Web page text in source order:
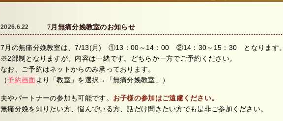
2026.6.22 7月無痛分娩教室のお知らせ
7月の無痛分娩教室は、7/13(月) ①13：00～14：00 ②14：30～15：30 となります。
※2部制となりますが、内容は一緒です。どちらか一方でご予約ください。
なお、ご予約はネットからのみ承っております。
（予約画面より「教室」を選択→「無痛分娩教室」）
夫やパートナーの参加も可能です。 お子様の参加はご遠慮ください。
無痛分娩を知りたい方、悩んでいる方、話だけ聞きたい方でも是非ご参加ください。